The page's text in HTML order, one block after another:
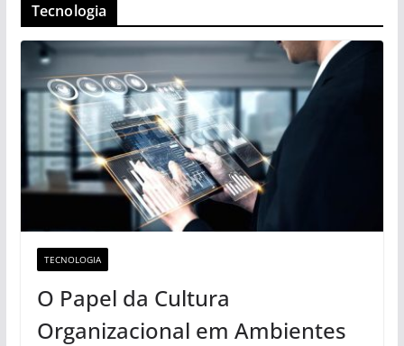
Tecnologia
TECNOLOGIA
O Papel da Cultura
Organizacional em Ambientes